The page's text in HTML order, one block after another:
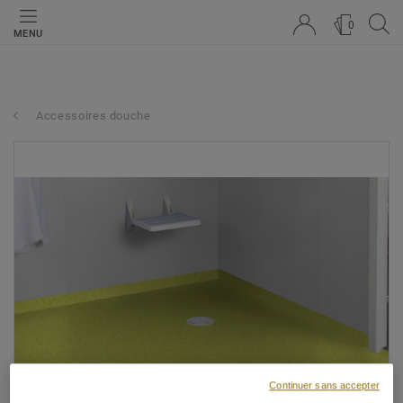
MENU
0
Accessoires douche
Continuer sans accepter